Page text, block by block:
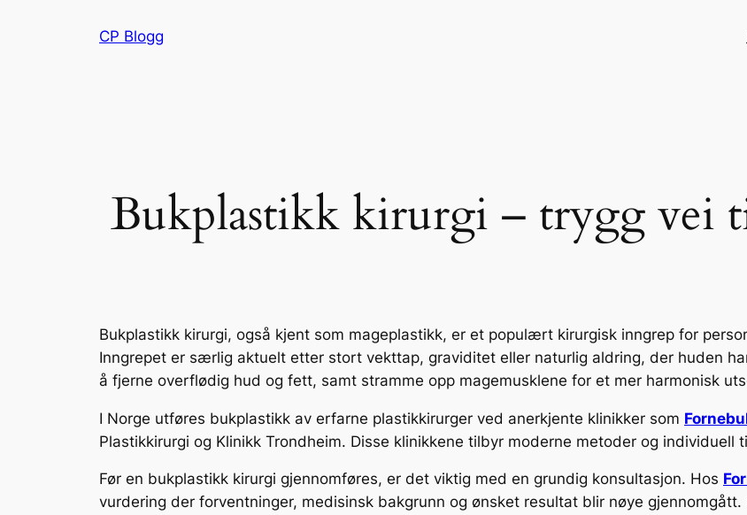
CP Blogg
Bukplastikk kirurgi – trygg vei
Bukplastikk kirurgi, også kjent som mageplastikk, er et populært kirurgisk inngrep for
Inngrepet er særlig aktuelt etter stort vekttap, graviditet eller naturlig aldring, der huden
å fjerne overflødig hud og fett, samt stramme opp magemusklene for et mer harmonisk
I Norge utføres bukplastikk av erfarne plastikkirurger ved anerkjente klinikker som
Plastikkirurgi og Klinikk Trondheim. Disse klinikkene tilbyr moderne metoder og
Før en bukplastikk kirurgi gjennomføres, er det viktig med en grundig konsultasjon. Hos
vurdering der forventninger, medisinsk bakgrunn og ønsket resultat blir nøye